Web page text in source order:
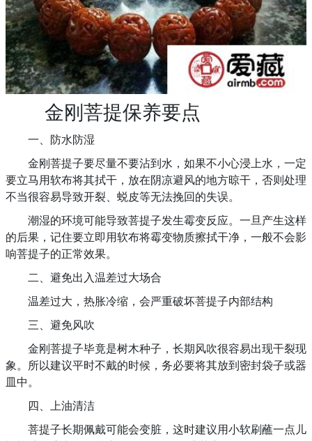
金刚菩提保养要点
一、防水防湿
金刚菩提子要尽量不要沾到水，如果不小心浸上水，一定
要立马用软布将其拭干，放在阴凉避风的地方晾干，否则处理
不当很容易导致开裂、蜕皮等无法挽回的失误。
潮湿的环境可能导致菩提子发生霉变反应。一旦产生这样
的后果，记住要立即用软布将霉变物质擦拭干净，一般不会影
响菩提子的正常效果。
二、避免出入温差过大场合
温差过大，热胀冷缩，会严重破坏菩提子内部结构
三、避免风吹
金刚菩提子毕竟是树木种子，长期风吹很容易出现干裂现
象。所以建议平时不戴的时候，务必要将其放到密封袋子或器
皿中。
四、上油清洁
菩提子长期佩戴可能会变脏，这时建议用小软刷蘸一点儿